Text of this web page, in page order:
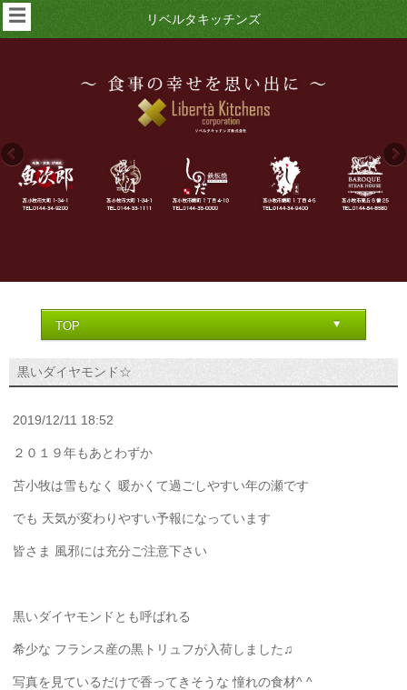
リベルタキッチンズ
☰
黒いダイヤモンド☆
2019/12/11 18:52
２０１９年もあとわずか
苫小牧は雪もなく 暖かくて過ごしやすい年の瀬です
でも 天気が変わりやすい予報になっています
皆さま 風邪には充分ご注意下さい
黒いダイヤモンドとも呼ばれる
希少な フランス産の黒トリュフが入荷しました♫
写真を見ているだけで香ってきそうな 憧れの食材^ ^